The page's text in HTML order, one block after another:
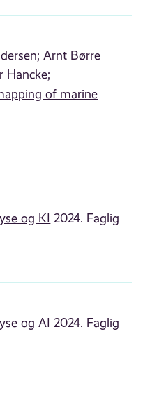
Arnt Børre
Hancke;
of marine
og KI 2024. Faglig
og AI 2024. Faglig